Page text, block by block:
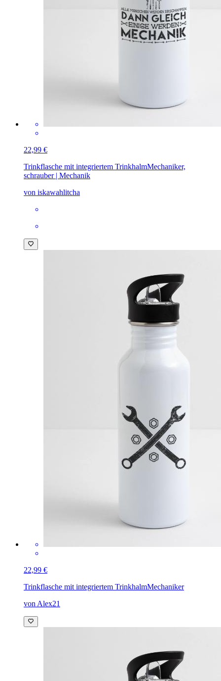
22,99 €
Trinkflasche mit integriertem TrinkhalmMechaniker,
schrauber | Mechanik
von iskawahlitcha
22,99 €
Trinkflasche mit integriertem TrinkhalmMechaniker
von Alex21